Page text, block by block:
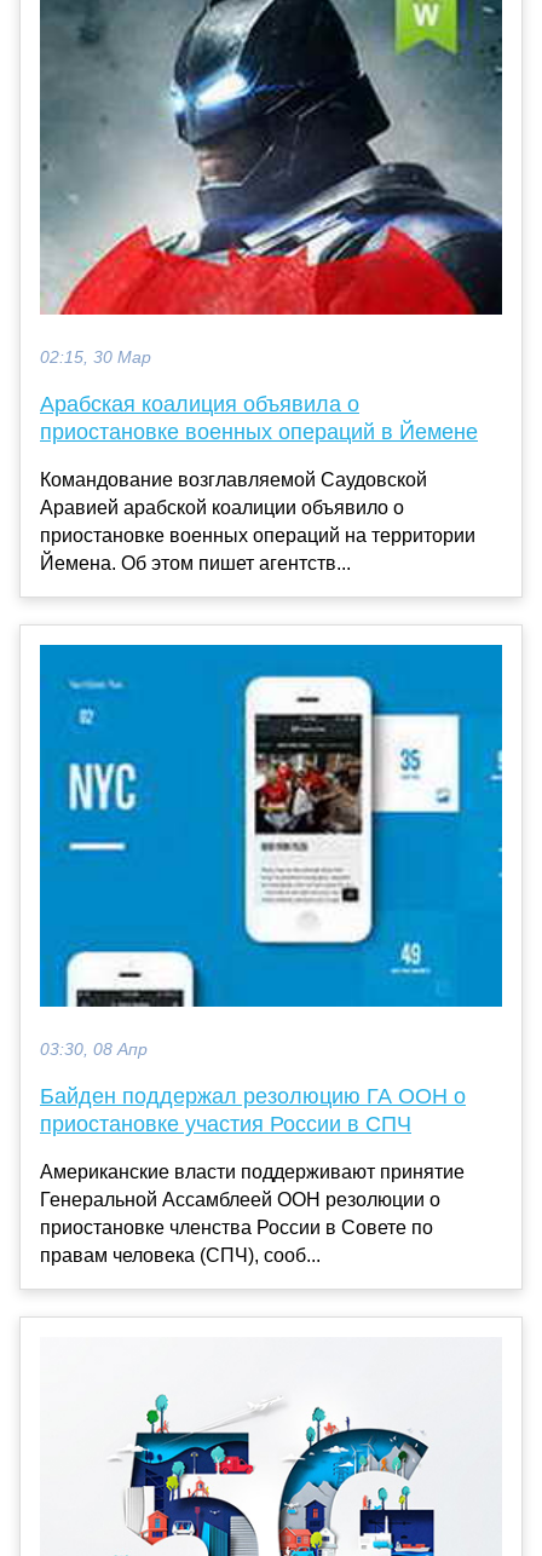
02:15, 30 Мар
Арабская коалиция объявила о
приостановке военных операций в Йемене
Командование возглавляемой Саудовской
Аравией арабской коалиции объявило о
приостановке военных операций на территории
Йемена. Об этом пишет агентств...
03:30, 08 Апр
Байден поддержал резолюцию ГА ООН о
приостановке участия России в СПЧ
Американские власти поддерживают принятие
Генеральной Ассамблеей ООН резолюции о
приостановке членства России в Совете по
правам человека (СПЧ), сооб...